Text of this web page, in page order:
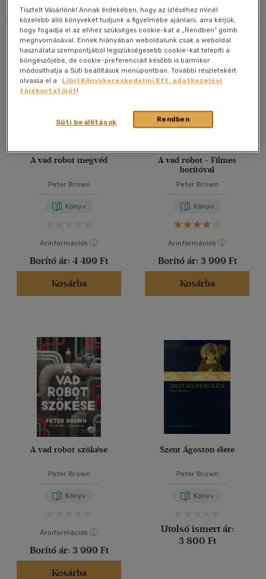
40 db / oldal
Alkalmaz
Összesen5db
A vad robot megvéd
Peter Brown
Könyv
Árinformációk
Borító ár: 4 499 Ft
Kosárba
A vad robot - Filmes
borítóval
Peter Brown
Könyv
Árinformációk
Borító ár: 3 999 Ft
Kosárba
A vad robot szökése
Peter Brown
Könyv
Árinformációk
Borító ár: 3 999 Ft
Kosárba
Szent Ágoston élete
Peter Brown
Könyv
Utolsó ismert ár:
3 800 Ft
Tisztelt Vásárlónk! Annak érdekében, hogy az ízléséhez minél
közelebb álló könyveket tudjunk a figyelmébe ajánlani, arra kérjük,
hogy fogadja el az ehhez szükséges cookie-kat a „Rendben” gomb
megnyomásával. Ennek hiányában weboldalunk csak a weboldal
használata szempontjából legszükségesebb cookie-kat telepíti a
böngészőjébe, de cookie-preferenciáit később is bármikor
módosíthatja a Süti beállítások menüpontban. További részletekért
olvassa el a
Libri Könyvkereskedelmi Kft. adatkezelési
tájékoztatóját!
Rendben
Süti beállítások